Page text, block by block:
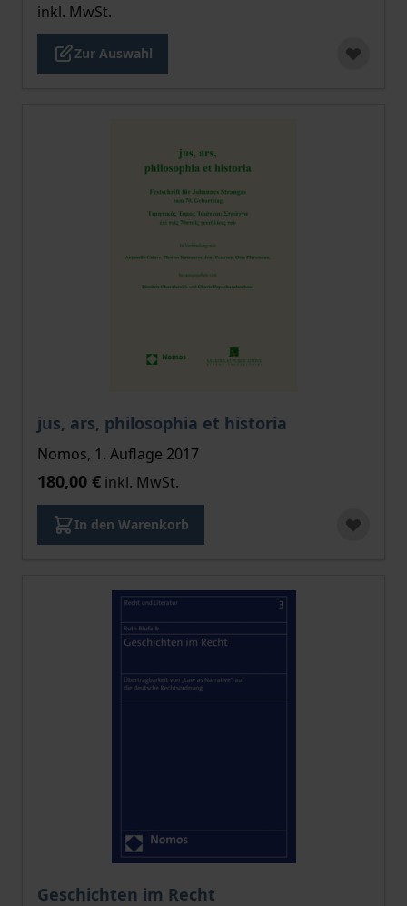
inkl. MwSt.
Zur Auswahl
jus, ars, philosophia et historia
Nomos, 1. Auflage 2017
180,00 € inkl. MwSt.
In den Warenkorb
Geschichten im Recht
Der Preis dieses Titels richtet sich nach der